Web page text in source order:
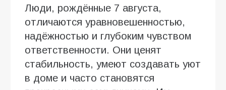
Люди, рождённые 7 августа,
отличаются уравновешенностью,
надёжностью и глубоким чувством
ответственности. Они ценят
стабильность, умеют создавать уют
в доме и часто становятся